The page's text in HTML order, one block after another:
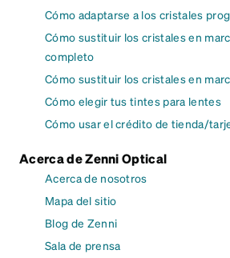
Cómo adaptarse a los cristales
Cómo sustituir los cristales en
completo
Cómo sustituir los cristales en
Cómo elegir tus tintes para lentes
Cómo usar el crédito de tienda/
Acerca de Zenni Optical
Acerca de nosotros
Mapa del sitio
Blog de Zenni
Sala de prensa